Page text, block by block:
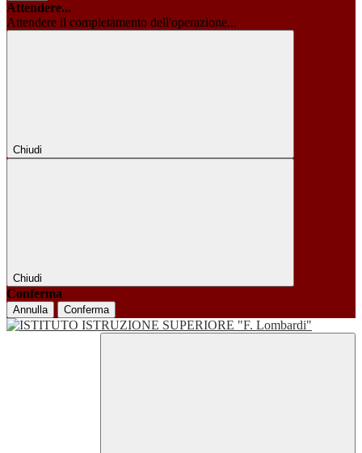
Attendere...
Attendere il completamento dell'operazione...
Chiudi
Chiudi
Conferma
Annulla Conferma